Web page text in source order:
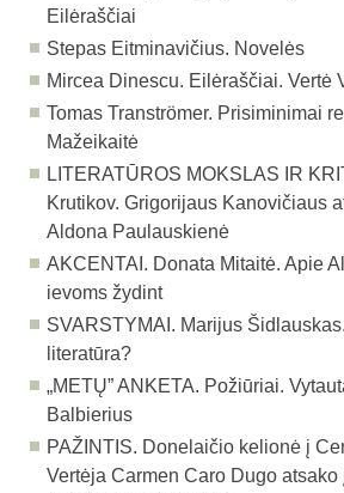
Eilėraščiai
Stepas Eitminavičius. Novelės
Mircea Dinescu. Eilėraščiai. Vertė
Tomas Tranströmer. Prisiminimai
Mažeikaitė
LITERATŪROS MOKSLAS IR
Krutikov. Grigorijaus Kanovičiaus
Aldona Paulauskienė
AKCENTAI. Donata Mitaitė. Apie
ievoms žydint
SVARSTYMAI. Marijus
literatūra?
„METŲ” ANKETA. Požiūriai.
Balbierius
PAŽINTIS. Donelaičio kelionė į
Vertėja Carmen Caro Dugo